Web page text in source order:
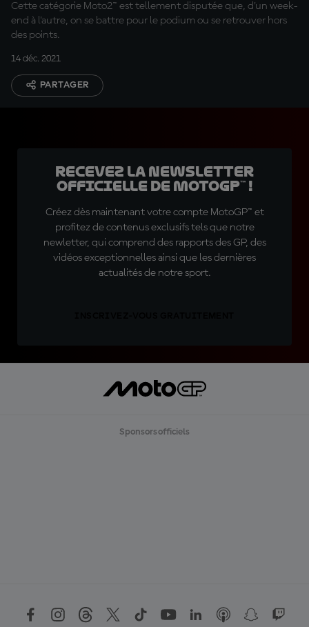
Cette catégorie Moto2™ est tellement disputée que, d'un week-
end à l'autre, on se battre pour le podium ou se retrouver hors
des points.
14 déc. 2021
PARTAGER
Recevez la Newsletter
officielle de MotoGP™ !
Créez dès maintenant votre compte MotoGP™ et
profitez de contenus exclusifs tels que notre
newletter, qui comprend des rapports des GP, des
vidéos exceptionnelles ainsi que les dernières
actualités de notre sport.
Sponsors officiels